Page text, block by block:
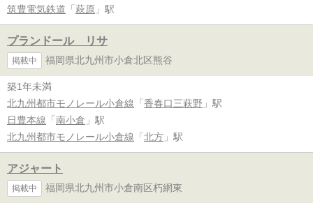
筑豊電気鉄道 「 萩原 」駅
プランドール リサ
掲載中 福岡県北九州市小倉北区熊谷
築1年未満
北九州都市モノレール小倉線 「 香春口三萩野 」駅
日豊本線 「 南小倉 」駅
北九州都市モノレール小倉線 「 北方 」駅
アジャート
掲載中 福岡県北九州市小倉南区朽網東